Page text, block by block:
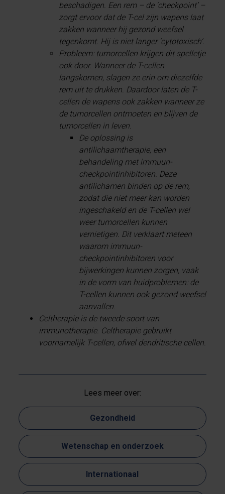
beschadigen. Een rem – de ‘checkpoint’ –
zorgt ervoor dat de T-cel zijn wapens laat
zakken wanneer hij gezond weefsel
tegenkomt. Hij is niet langer ‘cytotoxisch’.
Probleem: tumorcellen krijgen dit spelletje
ook door. Wanneer de T-cellen
langskomen, slagen ze erin om diezelfde
rem uit te drukken. Daardoor laten de T-
cellen de wapens ook zakken wanneer ze
de tumorcellen ontmoeten en blijven de
tumorcellen in leven.
De oplossing is
antilichaamtherapie, een
behandeling met immuun-
checkpointinhibitoren. Deze
antilichamen binden op de rem,
zodat die niet meer kan worden
ingeschakeld en de T-cellen wel
weer tumorcellen kunnen
vernietigen. Dit verklaart meteen
waarom immuun-
checkpointinhibitoren voor
bijwerkingen kunnen zorgen, vaak
in de vorm van huidproblemen: de
T-cellen kunnen ook gezond weefsel
aanvallen.
Celtherapie is de tweede soort van
immunotherapie. Celtherapie gebruikt
voornamelijk T-cellen, ofwel dendritische cellen.
Lees meer over:
Gezondheid
Wetenschap en onderzoek
Internationaal